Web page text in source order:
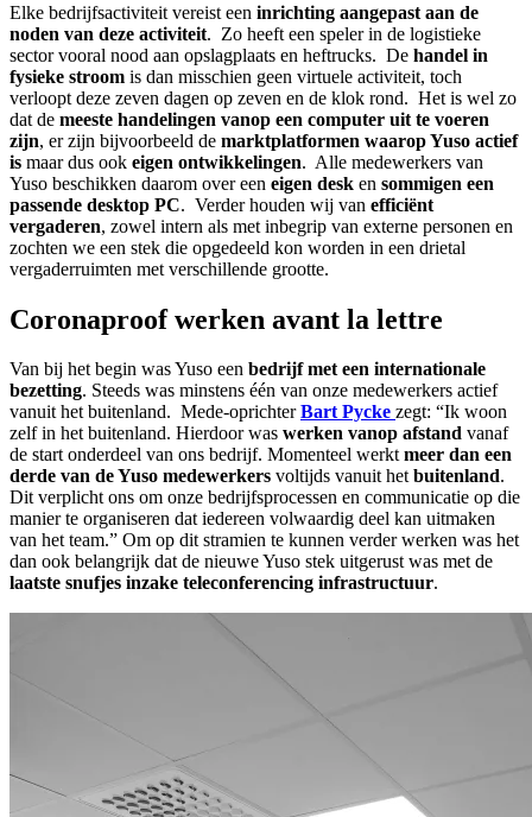
Elke bedrijfsactiviteit vereist een inrichting aangepast aan de
noden van deze activiteit. Zo heeft een speler in de logistieke
sector vooral nood aan opslagplaats en heftrucks. De handel in
fysieke stroom is dan misschien geen virtuele activiteit, toch
verloopt deze zeven dagen op zeven en de klok rond. Het is wel zo
dat de meeste handelingen vanop een computer uit te voeren
zijn, er zijn bijvoorbeeld de marktplatformen waarop Yuso actief
is maar dus ook eigen ontwikkelingen. Alle medewerkers van
Yuso beschikken daarom over een eigen desk en sommigen een
passende desktop PC. Verder houden wij van efficiënt
vergaderen, zowel intern als met inbegrip van externe personen en
zochten we een stek die opgedeeld kon worden in een drietal
vergaderruimten met verschillende grootte.
Coronaproof werken avant la lettre
Van bij het begin was Yuso een bedrijf met een internationale
bezetting. Steeds was minstens één van onze medewerkers actief
vanuit het buitenland. Mede-oprichterBart Pycke zegt: “Ik woon
zelf in het buitenland. Hierdoor was werken vanop afstand vanaf
de start onderdeel van ons bedrijf. Momenteel werktmeer dan een
derde van de Yuso medewerkers voltijds vanuit hetbuitenland.
Dit verplicht ons om onze bedrijfsprocessen en communicatie op die
manier te organiseren dat iedereen volwaardig deel kan uitmaken
van het team.” Om op dit stramien te kunnen verder werken was het
dan ook belangrijk dat de nieuwe Yuso stek uitgerust was met de
laatste snufjes inzake teleconferencing infrastructuur.